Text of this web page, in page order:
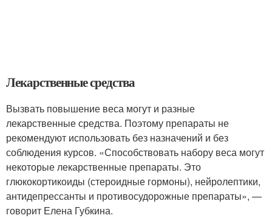
Лекарственные средства
Вызвать повышение веса могут и разные
лекарственные средства. Поэтому препараты не
рекомендуют использовать без назначений и без
соблюдения курсов. «Способствовать набору веса могут
некоторые лекарственные препараты. Это
глюкокортикоиды (стероидные гормоны), нейролептики,
антидепрессанты и противосудорожные препараты», —
говорит Елена Губкина.